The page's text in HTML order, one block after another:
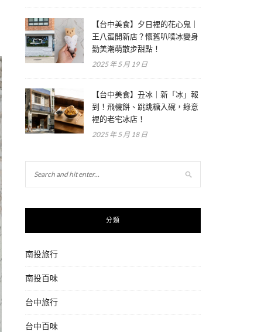
【台中美食】夕日裡的花心鬼｜
王八蛋開新店？懷舊叭噗冰變身
勤美潮萌散步甜點！
2025 年 5 月 19 日
【台中美食】丑冰｜新「冰」報
到！飛機餅、跳跳糖入碗，綠意
裡的老宅冰店！
2025 年 5 月 18 日
分類
南投旅行
南投百味
台中旅行
台中百味